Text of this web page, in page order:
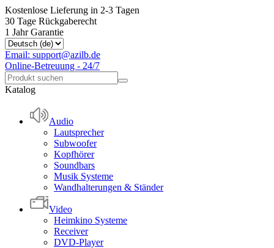
Kostenlose Lieferung in 2-3 Tagen
30 Tage Rückgaberecht
1 Jahr Garantie
Email: support@azilb.de
Online-Betreuung - 24/7
Katalog
Audio
Lautsprecher
Subwoofer
Kopfhörer
Soundbars
Musik Systeme
Wandhalterungen & Ständer
Video
Heimkino Systeme
Receiver
DVD-Player